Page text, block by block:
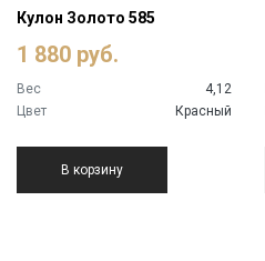
Кулон Золото 585
1 880 руб.
Вес
4,12
Цвет
Красный
В корзину